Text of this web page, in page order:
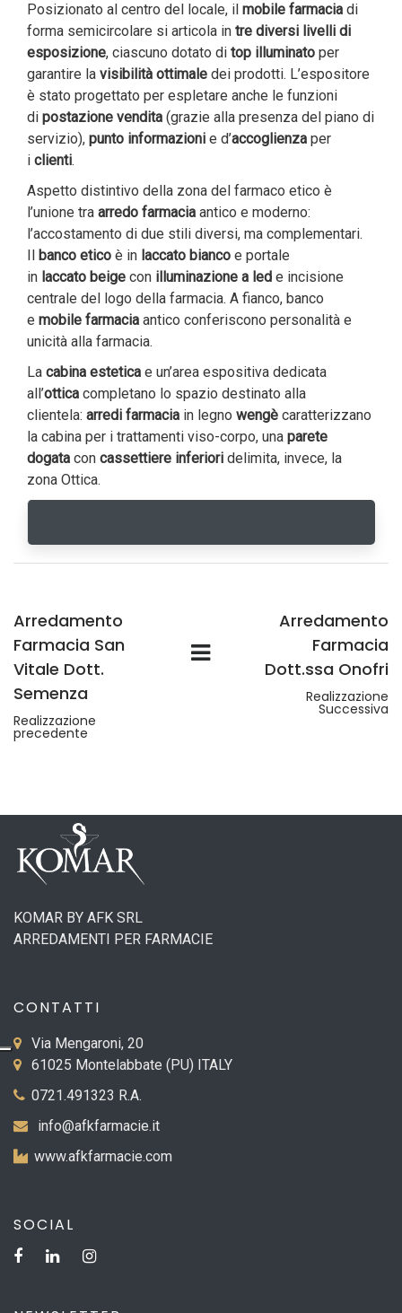
Posizionato al centro del locale, il mobile farmacia di
forma semicircolare si articola in tre diversi livelli di
esposizione, ciascuno dotato di top illuminato per
garantire la visibilità ottimale dei prodotti. L’espositore
è stato progettato per espletare anche le funzioni
di postazione vendita (grazie alla presenza del piano di
servizio), punto informazioni e d’accoglienza per
i clienti.
Aspetto distintivo della zona del farmaco etico è
l’unione tra arredo farmacia antico e moderno:
l’accostamento di due stili diversi, ma complementari.
Il banco etico è in laccato bianco e portale
in laccato beige con illuminazione a led e incisione
centrale del logo della farmacia. A fianco, banco
e mobile farmacia antico conferiscono personalità e
unicità alla farmacia.
La cabina estetica e un’area espositiva dedicata
all’ottica completano lo spazio destinato alla
clientela: arredi farmacia in legno wengè caratterizzano
la cabina per i trattamenti viso-corpo, una parete
dogata con cassettiere inferiori delimita, invece, la
zona Ottica.
Arredamento
Farmacia San
Vitale Dott.
Semenza
Realizzazione
precedente
Arredamento
Farmacia
Dott.ssa Onofri
Realizzazione
Successiva
KOMAR BY AFK SRL
ARREDAMENTI PER FARMACIE
CONTATTI
Via Mengaroni, 20
61025 Montelabbate (PU) ITALY
0721.491323 R.A.
info@afkfarmacie.it
www.afkfarmacie.com
SOCIAL